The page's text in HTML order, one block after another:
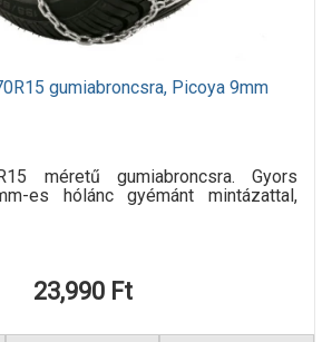
gumiabroncsra, Picoya 9mm
méretű gumiabroncsra. Gyors
es hólánc gyémánt mintázattal,
23,990 Ft